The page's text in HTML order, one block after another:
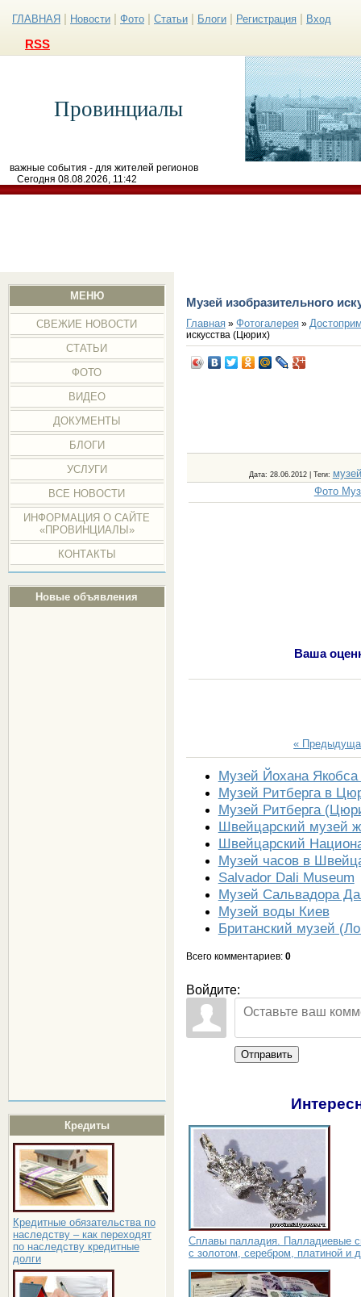
ГЛАВНАЯ Новости Фото Статьи Блоги Регистрация Вход
RSS
Провинциалы
важные события - для жителей регионов
Сегодня 08.08.2026, 11:42
МЕНЮ
СВЕЖИЕ НОВОСТИ
СТАТЬИ
ФОТО
ВИДЕО
ДОКУМЕНТЫ
БЛОГИ
УСЛУГИ
ВСЕ НОВОСТИ
ИНФОРМАЦИЯ О САЙТЕ
«ПРОВИНЦИАЛЫ»
КОНТАКТЫ
Новые объявления
Кредиты
Кредитные обязательства по
наследству – как переходят
по наследству кредитные
долги
Музей изобразительного
Главная» Фотогалерея»
искусства (Цюрих)
Дата: 28.06.2012 | Теги: музей
Фото
Ваша
«
Музей Йохана
Музей Ритберга в
Музей Ритберга
Швейцарский музей
Швейцарский
Музей часов в
Salvador Dali Museum
Музей Сальвадора
Музей воды Киев
Британский музей
Всего комментариев: 0
Войдите:
Отправить
Сплавы палладия. Палладиевые
с золотом, серебром, платиной и